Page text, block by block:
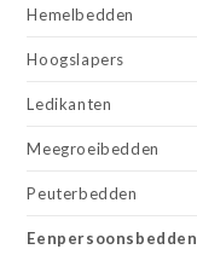
Hemelbedden
Hoogslapers
Ledikanten
Meegroeibedden
Peuterbedden
Eenpersoonsbedden